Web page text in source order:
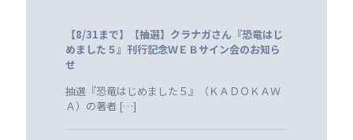
【8/31まで】【抽選】クラナガさん『恐竜はじ
めました５』刊行記念ＷＥＢサイン会のお知ら
せ
抽選『恐竜はじめました５』（ＫＡＤＯＫＡＷ
Ａ）の著者 […]